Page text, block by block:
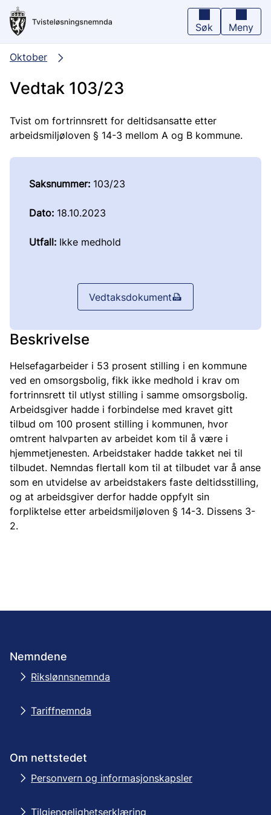
Hopp
hovedinnhold
Søk Meny
Oktober
Vedtak 103/23
Tvist om fortrinnsrett for deltidsansatte etter
arbeidsmiljøloven § 14-3 mellom A og B kommune.
Saksnummer: 103/23
Dato: 18.10.2023
Utfall: Ikke medhold
Vedtaksdokument
Beskrivelse
Helsefagarbeider i 53 prosent stilling i en kommune
ved en omsorgsbolig, fikk ikke medhold i krav om
fortrinnsrett til utlyst stilling i samme omsorgsbolig.
Arbeidsgiver hadde i forbindelse med kravet gitt
tilbud om 100 prosent stilling i kommunen, hvor
omtrent halvparten av arbeidet kom til å være i
hjemmetjenesten. Arbeidstaker hadde takket nei til
tilbudet. Nemndas flertall kom til at tilbudet var å anse
som en utvidelse av arbeidstakers faste deltidsstilling,
og at arbeidsgiver derfor hadde oppfylt sin
forpliktelse etter arbeidsmiljøloven § 14-3. Dissens 3-
2.
Nemndene
Rikslønnsnemnda
Tariffnemnda
Om nettstedet
Personvern og informasjonskapsler
Tilgjengelighetserklæring